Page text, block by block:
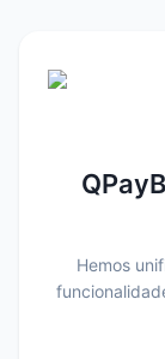
Hemos